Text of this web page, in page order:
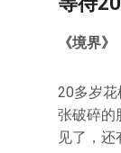
《境界
20多岁
张破碎的
见了，还